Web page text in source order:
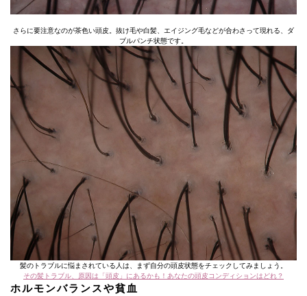
さらに要注意なのが茶色い頭皮。抜け毛や白髪、エイジング毛などが合わさって現れる、ダ
ブルパンチ状態です。
髪のトラブルに悩まされている人は、まず自分の頭皮状態をチェックしてみましょう。
その髪トラブル、原因は「頭皮」にあるかも！あなたの頭皮コンディションはどれ？
ホルモンバランスや貧血